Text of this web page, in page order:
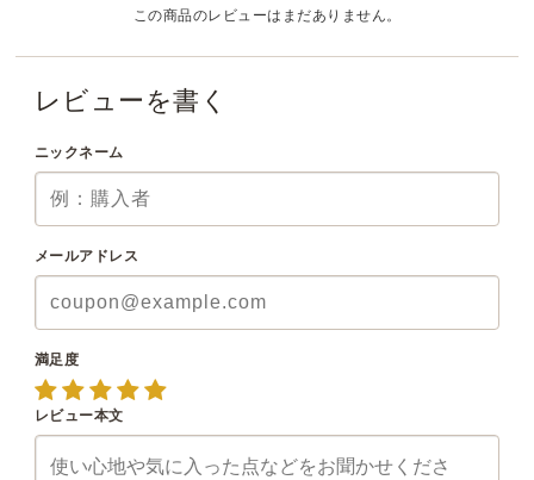
この商品のレビューはまだありません。
レビューを書く
ニックネーム
メールアドレス
満足度
レビュー本文